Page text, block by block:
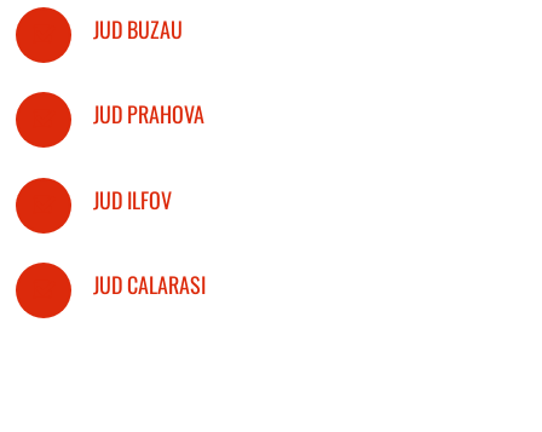
JUD BUZAU
JUD PRAHOVA
JUD ILFOV
JUD CALARASI